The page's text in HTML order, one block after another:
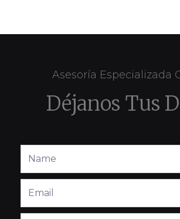
Asesoría Especializada
Déjanos Tus
Name